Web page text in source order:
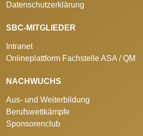
Datenschutzerklärung
SBC-MITGLIEDER
Intranet
Onlineplattform Fachstelle ASA / QM
NACHWUCHS
Aus- und Weiterbildung
Berufswettkämpfe
Sponsorenclub